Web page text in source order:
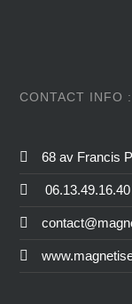
CONTACT INFO :
68 av Francis
06.13.49.16.40